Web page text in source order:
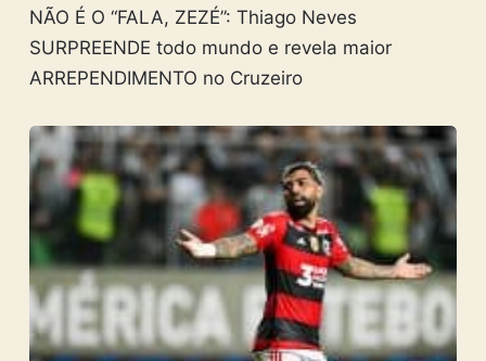
NÃO É O “FALA, ZEZÉ”: Thiago Neves
SURPREENDE todo mundo e revela maior
ARREPENDIMENTO no Cruzeiro